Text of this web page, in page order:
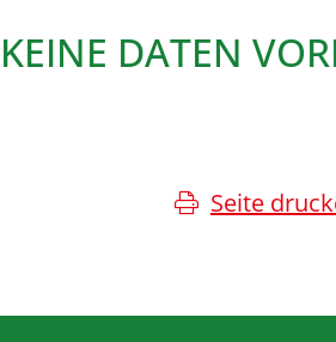
KEINE DATEN
Seite